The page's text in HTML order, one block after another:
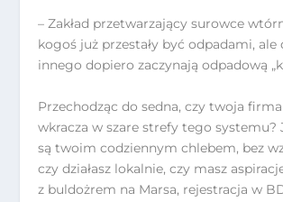
– Zakład przetwarzający surowce
kogoś już przestały być odpadami, ale
innego dopiero zaczynają odpadową
Przechodząc do sedna, czy twoja
wkracza w szare strefy tego systemu?
są twoim codziennym chlebem, bez
czy działasz lokalnie, czy masz
z buldożrem na Marsa, rejestracja w